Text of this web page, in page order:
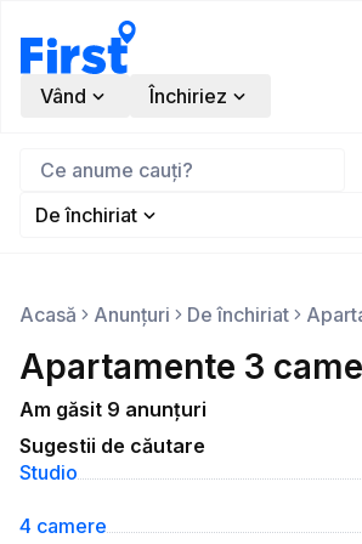
Vând
Închiriez
De închiriat
Acasă Anunțuri De închiriat
Apartamente 3
Am găsit 9 anunțuri
Sugestii de căutare
Studio
4 camere